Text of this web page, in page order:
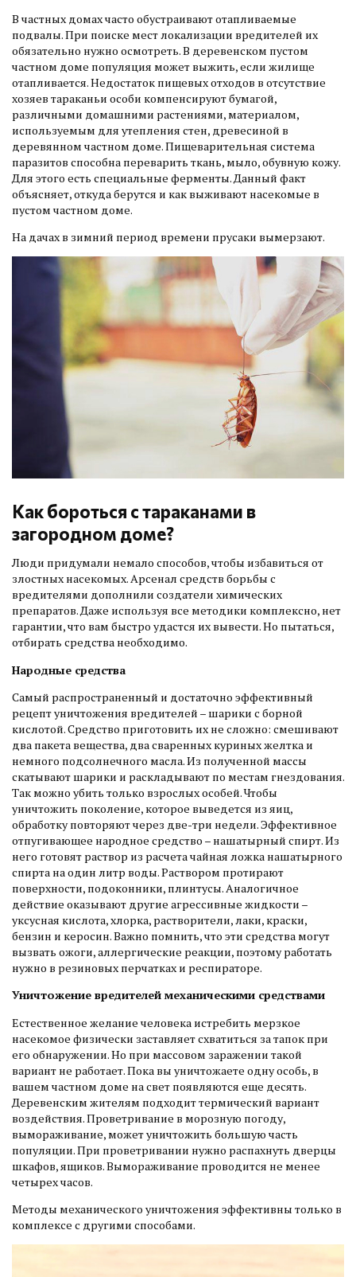
В частных домах часто обустраивают отапливаемые
подвалы. При поиске мест локализации вредителей их
обязательно нужно осмотреть. В деревенском пустом
частном доме популяция может выжить, если жилище
отапливается. Недостаток пищевых отходов в отсутствие
хозяев тараканьи особи компенсируют бумагой,
различными домашними растениями, материалом,
используемым для утепления стен, древесиной в
деревянном частном доме. Пищеварительная система
паразитов способна переварить ткань, мыло, обувную кожу.
Для этого есть специальные ферменты. Данный факт
объясняет, откуда берутся и как выживают насекомые в
пустом частном доме.
На дачах в зимний период времени прусаки вымерзают.
Как бороться с тараканами в
загородном доме?
Люди придумали немало способов, чтобы избавиться от
злостных насекомых. Арсенал средств борьбы с
вредителями дополнили создатели химических
препаратов. Даже используя все методики комплексно, нет
гарантии, что вам быстро удастся их вывести. Но пытаться,
отбирать средства необходимо.
Народные средства
Самый распространенный и достаточно эффективный
рецепт уничтожения вредителей – шарики с борной
кислотой. Средство приготовить их не сложно: смешивают
два пакета вещества, два сваренных куриных желтка и
немного подсолнечного масла. Из полученной массы
скатывают шарики и раскладывают по местам гнездования.
Так можно убить только взрослых особей. Чтобы
уничтожить поколение, которое выведется из яиц,
обработку повторяют через две-три недели. Эффективное
отпугивающее народное средство – нашатырный спирт. Из
него готовят раствор из расчета чайная ложка нашатырного
спирта на один литр воды. Раствором протирают
поверхности, подоконники, плинтусы. Аналогичное
действие оказывают другие агрессивные жидкости –
уксусная кислота, хлорка, растворители, лаки, краски,
бензин и керосин. Важно помнить, что эти средства могут
вызвать ожоги, аллергические реакции, поэтому работать
нужно в резиновых перчатках и респираторе.
Уничтожение вредителей механическими средствами
Естественное желание человека истребить мерзкое
насекомое физически заставляет схватиться за тапок при
его обнаружении. Но при массовом заражении такой
вариант не работает. Пока вы уничтожаете одну особь, в
вашем частном доме на свет появляются еще десять.
Деревенским жителям подходит термический вариант
воздействия. Проветривание в морозную погоду,
вымораживание, может уничтожить большую часть
популяции. При проветривании нужно распахнуть дверцы
шкафов, ящиков. Вымораживание проводится не менее
четырех часов.
Методы механического уничтожения эффективны только в
комплексе с другими способами.